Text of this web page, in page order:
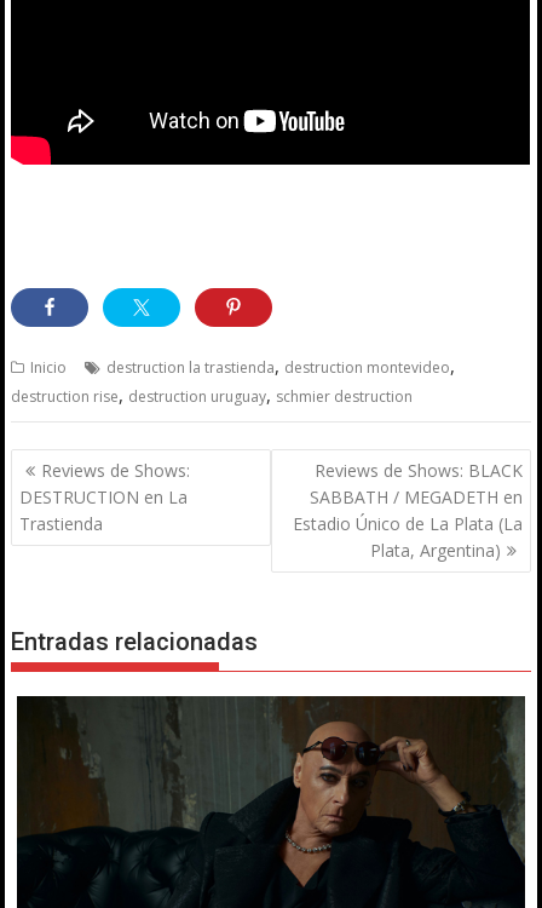
Inicio destruction la trastienda, destruction montevideo,
destruction rise, destruction uruguay, schmier destruction
Navegación
de
entradas
Reviews de Shows:
DESTRUCTION en La
Trastienda
Reviews de Shows: BLACK
SABBATH / MEGADETH en
Estadio Único de La Plata (La
Plata, Argentina)
Entradas relacionadas